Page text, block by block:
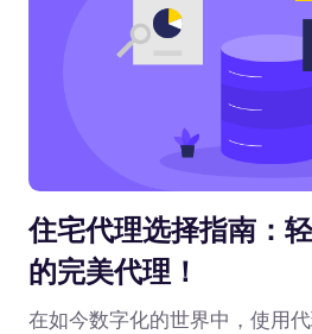
住宅代理选择指南：
的完美代理！
在如今数字化的世界中，使用